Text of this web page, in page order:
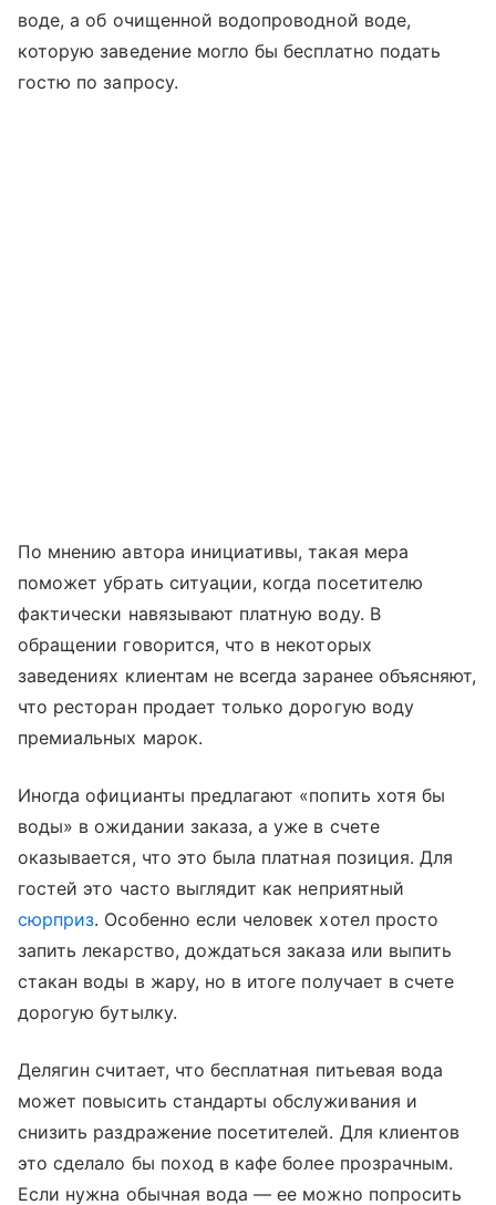
воде, а об очищенной водопроводной воде,
которую заведение могло бы бесплатно подать
гостю по запросу.
По мнению автора инициативы, такая мера
поможет убрать ситуации, когда посетителю
фактически навязывают платную воду. В
обращении говорится, что в некоторых
заведениях клиентам не всегда заранее объясняют,
что ресторан продает только дорогую воду
премиальных марок.
Иногда официанты предлагают «попить хотя бы
воды» в ожидании заказа, а уже в счете
оказывается, что это была платная позиция. Для
гостей это часто выглядит как неприятный
сюрприз. Особенно если человек хотел просто
запить лекарство, дождаться заказа или выпить
стакан воды в жару, но в итоге получает в счете
дорогую бутылку.
Делягин считает, что бесплатная питьевая вода
может повысить стандарты обслуживания и
снизить раздражение посетителей. Для клиентов
это сделало бы поход в кафе более прозрачным.
Если нужна обычная вода — ее можно попросить